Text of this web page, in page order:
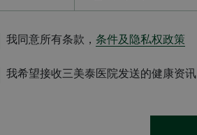
我同意所有条款， 条件及隐私权政策
我希望接收三美泰医院发送的健康资讯